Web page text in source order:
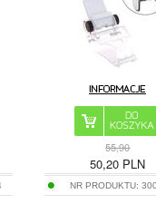
55,90
50,20 PLN
NR PRODUKTU: